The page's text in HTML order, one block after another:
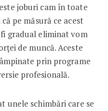
joburi cam în toate
pe măsură ce acest
gradual eliminat vom
de muncă. Aceste
prin programe
profesională.
unele schimbări care se